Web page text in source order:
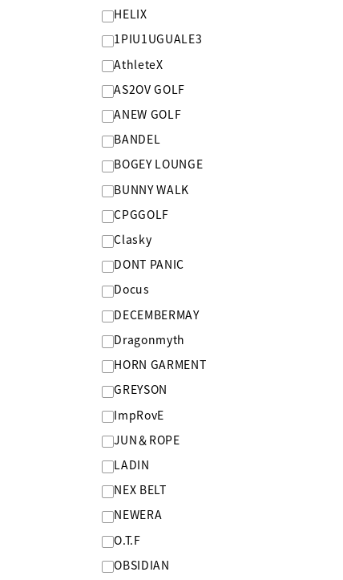
HELIX
1PIU1UGUALE3
AthleteX
AS2OV GOLF
ANEW GOLF
BANDEL
BOGEY LOUNGE
BUNNY WALK
CPGGOLF
Clasky
DONT PANIC
Docus
DECEMBERMAY
Dragonmyth
HORN GARMENT
GREYSON
ImpRovE
JUN＆ROPE
LADIN
NEX BELT
NEWERA
O.T.F
OBSIDIAN